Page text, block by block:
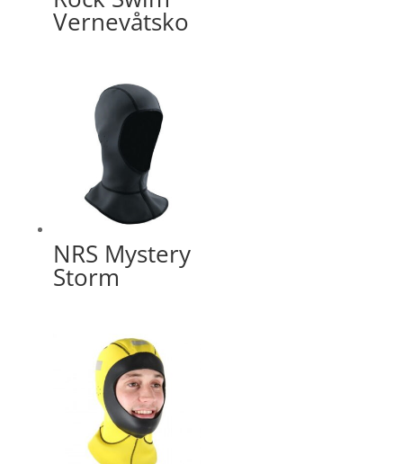
Vernevåtsko
NRS Mystery
Storm